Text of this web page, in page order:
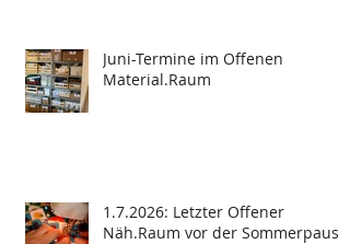
Juni-Termine im Offenen
Material.Raum
1.7.2026: Letzter Offener
Näh.Raum vor der Sommerpause